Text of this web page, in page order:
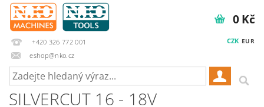
+420 326 772 001
eshop@nko.cz
CZK EUR
0 Kč
SILVERCUT 16 - 18V